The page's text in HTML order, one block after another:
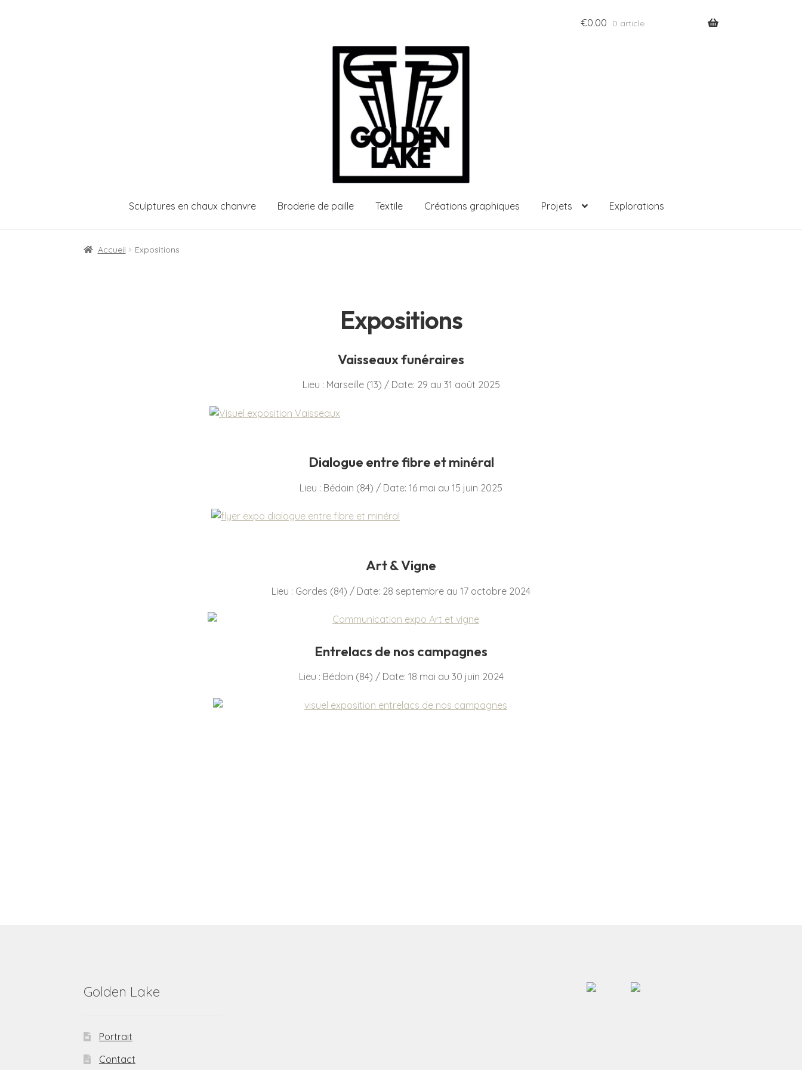
€0.00 0 article
Sculptures en chaux chanvre Broderie de paille Textile Créations graphiques Projets Explorations
Accueil Expositions
Expositions
Vaisseaux funéraires
Lieu : Marseille (13) / Date: 29 au 31 août 2025
Dialogue entre fibre et minéral
Lieu : Bédoin (84) / Date: 16 mai au 15 juin 2025
Art & Vigne
Lieu : Gordes (84) / Date: 28 septembre au 17 octobre 2024
Entrelacs de nos campagnes
Lieu : Bédoin (84) / Date: 18 mai au 30 juin 2024
Golden Lake
Portrait
Contact